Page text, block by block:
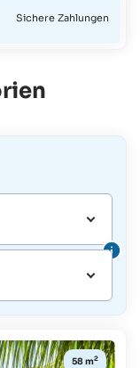
Sichere Zahlungen
58 m2